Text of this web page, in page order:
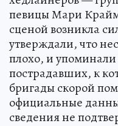
певицы Мари
сценой возникла
утверждали, что
плохо, и
пострадавших, к
бригады скорой
официальные
сведения не